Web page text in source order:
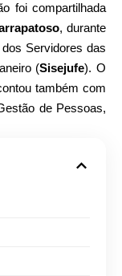
foi compartilhada
, durante
Servidores das
(Sisejufe). O
também com
de Pessoas,